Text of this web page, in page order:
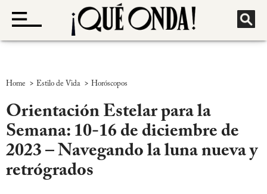
Home > Estilo de Vida > Horóscopos
Orientación Estelar para la
Semana: 10-16 de diciembre de
2023 – Navegando la luna nueva y
retrógrados